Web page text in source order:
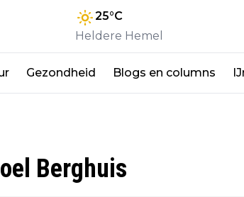
25°C
Heldere Hemel
Gezondheid Blogs en columns
Berghuis